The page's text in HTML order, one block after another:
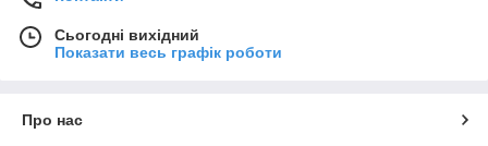
Сьогодні вихідний
Показати весь графік роботи
Про нас